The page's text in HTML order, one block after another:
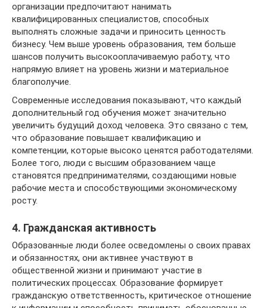
организации предпочитают нанимать
квалифицированных специалистов, способных
выполнять сложные задачи и приносить ценность
бизнесу. Чем выше уровень образования, тем больше
шансов получить высокооплачиваемую работу, что
напрямую влияет на уровень жизни и материальное
благополучие.
Современные исследования показывают, что каждый
дополнительный год обучения может значительно
увеличить будущий доход человека. Это связано с тем,
что образование повышает квалификацию и
компетенции, которые высоко ценятся работодателями.
Более того, люди с высшим образованием чаще
становятся предпринимателями, создающими новые
рабочие места и способствующими экономическому
росту.
4. Гражданская активность
Образованные люди более осведомлены о своих правах
и обязанностях, они активнее участвуют в
общественной жизни и принимают участие в
политических процессах. Образование формирует
гражданскую ответственность, критическое отношение